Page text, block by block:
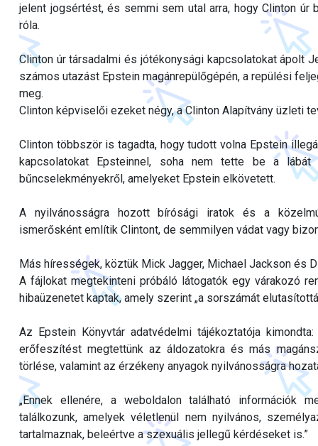
jelent jogsértést, és semmi sem utal arra, hogy Clinton
róla.
Clinton úr társadalmi és jótékonysági kapcsolatokat ápolt
számos utazást Epstein magánrepülőgépén, a repülési
meg.
Clinton képviselői ezeket négy, a Clinton Alapítvány üzleti
Clinton többször is tagadta, hogy tudott volna Epstein
kapcsolatokat Epsteinnel, soha nem tette be a
bűncselekményekről, amelyeket Epstein elkövetett.
A nyilvánosságra hozott bírósági iratok és a
ismerősként említik Clintont, de semmilyen vádat vagy
Más hírességek, köztük Mick Jagger, Michael Jackson és
A fájlokat megtekinteni próbáló látogatók egy várakozó
hibaüzenetet kaptak, amely szerint „a sorszámát
Az Epstein Könyvtár adatvédelmi tájékoztatója
erőfeszítést megtettünk az áldozatokra és más
törlése, valamint az érzékeny anyagok nyilvánosságra
„Ennek ellenére, a weboldalon található információk
találkozunk, amelyek véletlenül nem nyilvános,
tartalmaznak, beleértve a szexuális jellegű kérdéseket is.”